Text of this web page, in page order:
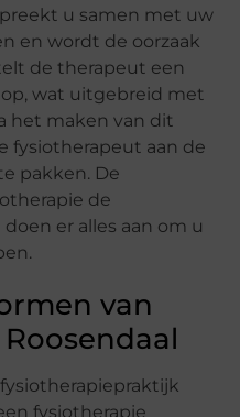
u samen met uw
en wordt de oorzaak
de therapeut een
wat uitgebreid met
het maken van dit
fysiotherapeut aan de
pakken. De
de
er alles aan om u
van
fysiotherapie